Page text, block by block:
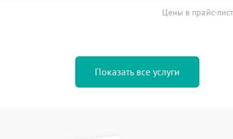
Цены в прайс-
Показать все услуги